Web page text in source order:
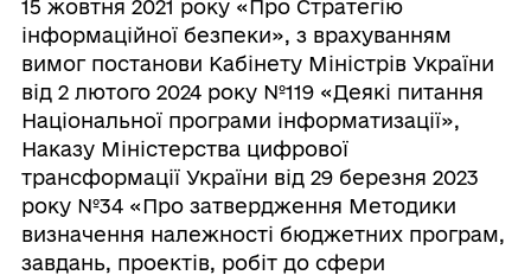
15 жовтня 2021 року «Про Стратегію
інформаційної безпеки», з врахуванням
вимог постанови Кабінету Міністрів України
від 2 лютого 2024 року №119 «Деякі питання
Національної програми інформатизації»,
Наказу Міністерства цифрової
трансформації України від 29 березня 2023
року №34 «Про затвердження Методики
визначення належності бюджетних програм,
завдань, проектів, робіт до сфери